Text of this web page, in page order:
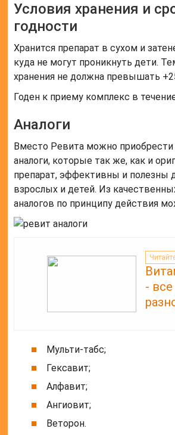
Условия хранения и
годности
Хранится препарат в сухом и
куда не могут проникнуть дети.
хранения не должна превышать
Годен к приему комплекс в
Аналоги
Вместо Ревита можно приобрести
аналоги, которые так же, как и
препарат, эффективны и полезны
взрослых и детей. Из
аналогов по принципу действия
- все
Мульти-табс;
Гексавит;
Алфавит;
Ангиовит;
Веторон.